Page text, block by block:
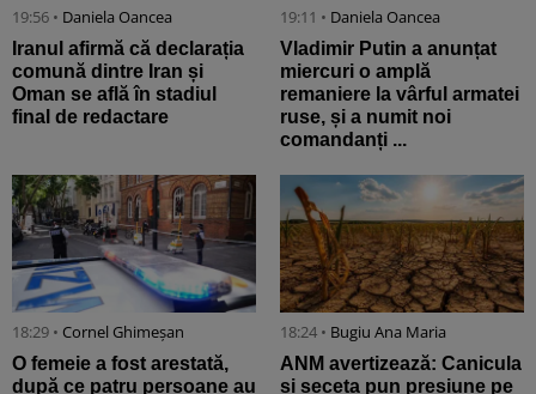
19:56 • Daniela Oancea
Iranul afirmă că declarația
comună dintre Iran și
Oman se află în stadiul
final de redactare
19:11 • Daniela Oancea
Vladimir Putin a anunțat
miercuri o amplă
remaniere la vârful armatei
ruse, și a numit noi
comandanți ...
18:29 • Cornel Ghimeșan
O femeie a fost arestată,
după ce patru persoane au
18:24 • Bugiu ⁠Ana Maria
ANM avertizează: Canicula
și seceta pun presiune pe